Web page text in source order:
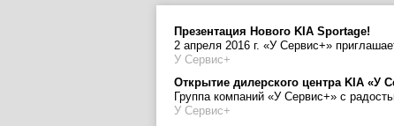
Презентация Нового KIA Sportage!
2 апреля 2016 г. «У Сервис+»
У Сервис+
Открытие дилерского центра KIA «У
Группа компаний «У Сервис+» с
У Сервис+